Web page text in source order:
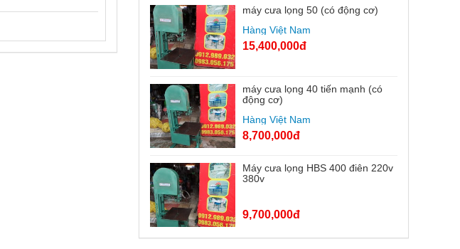
máy cưa lọng 50 (có động cơ)
Hàng Việt Nam
15,400,000đ
máy cưa lọng 40 tiến mạnh (có
động cơ)
Hàng Việt Nam
8,700,000đ
Máy cưa lọng HBS 400 điên 220v
380v
9,700,000đ